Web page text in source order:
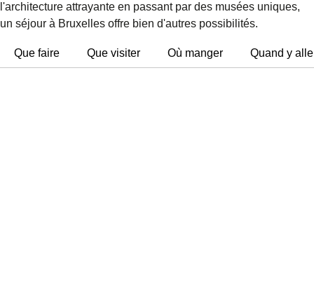
l'architecture attrayante en passant par des musées uniques,
un séjour à Bruxelles offre bien d'autres possibilités.
Que faire Que visiter Où manger Quand y